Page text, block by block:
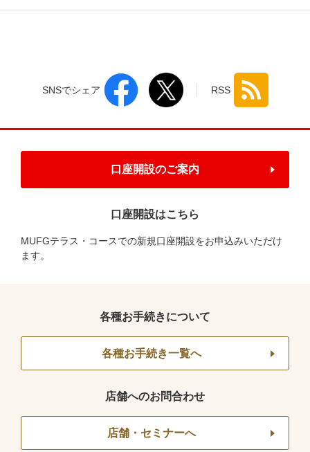
SNSでシェア RSS
口座開設のご案内
口座開設はこちら
MUFGテラス・コースでの新規口座開設をお申込みいただけ
ます。
各種お手続きについて
各種お手続き一覧へ
店舗へのお問合わせ
店舗・セミナーへ